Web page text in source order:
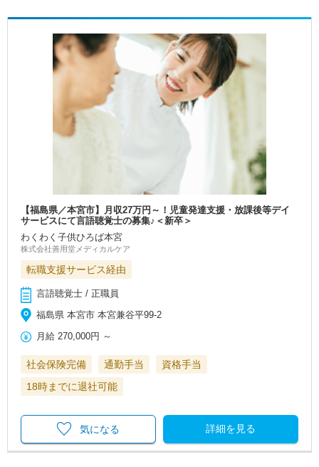
【福島県／本宮市】月収27万円～！児童発達支援・放課後等デイ
サービスにて言語聴覚士の募集♪＜新卒＞
わくわく子供ひろば本宮
株式会社善用堂メディカルケア
転職支援サービス経由
言語聴覚士 / 正職員
福島県 本宮市 本宮兼谷平99-2
月給 270,000円 ～
社会保険完備 通勤手当
資格手当
18時までに退社可能
詳細を見る
気になる